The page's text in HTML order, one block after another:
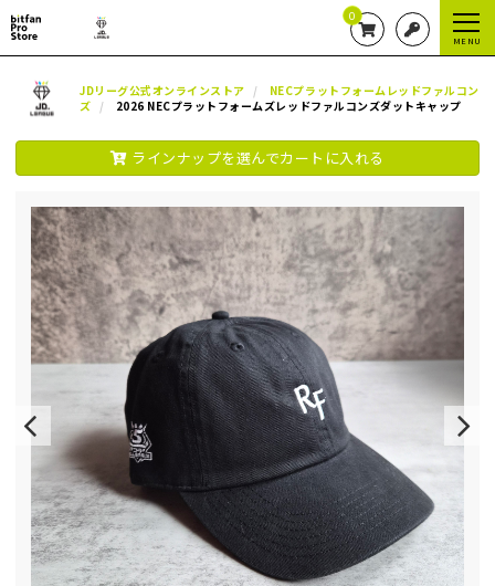
0
MENU
JDリーグ公式オンラインストア
NECプラットフォームレッドファルコン
ズ
2026 NECプラットフォームズレッドファルコンズダットキャップ
ラインナップを選んでカートに入れる